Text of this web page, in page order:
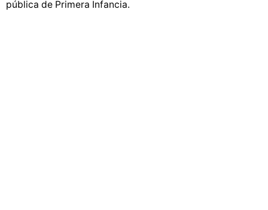
pública de Primera Infancia.